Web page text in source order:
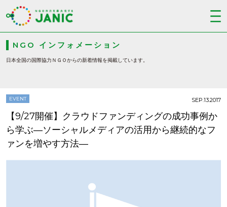
NGO インフォメーション
日本全国の国際協力ＮＧＯからの新着情報を掲載しています。
EVENT
【9/27開催】クラウドファンディングの成功事例か
ら学ぶ―ソーシャルメディアの活用から継続的なフ
ァンを増やす方法―
SEP.13.2017